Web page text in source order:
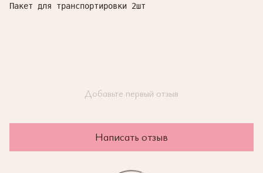
Пакет для транспортировки 2шт
Добавьте первый отзыв
Написать отзыв